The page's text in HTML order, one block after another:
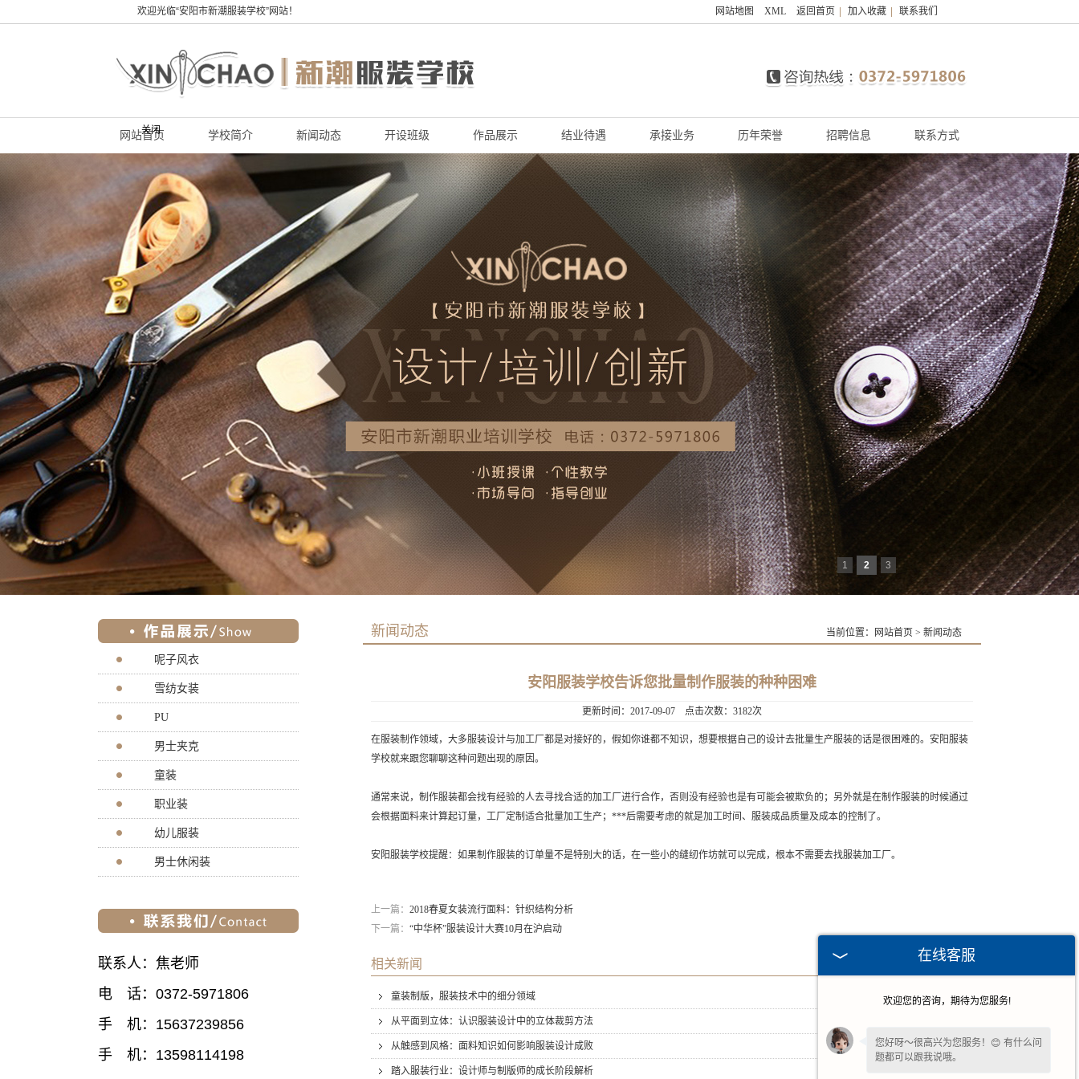
网站地图 XML 返回首页 加入收藏 联系我们
欢迎光临“安阳市新潮服装学校”网站！
网站首页 学校简介 新闻动态 开设班级 作品展示 结业待遇 承接业务 历年荣誉 招聘信息 联系方式
1 2 3
当前位置： 网站首页 > 新闻动态
新闻动态
安阳服装学校告诉您批量制作服装的种种困难
更新时间：2017-09-07 点击次数：3182次
在服装制作领域，大多服装设计与加工厂都是对接好的，假如你谁都不知识，想要根据自己的设计去批量生产服装的话是很困难的。安阳服装
学校就来跟您聊聊这种问题出现的原因。
通常来说，制作服装都会找有经验的人去寻找合适的加工厂进行合作，否则没有经验也是有可能会被欺负的；另外就是在制作服装的时候通过
会根据面料来计算起订量，工厂定制适合批量加工生产；***后需要考虑的就是加工时间、服装成品质量及成本的控制了。
安阳服装学校提醒：如果制作服装的订单量不是特别大的话，在一些小的缝纫作坊就可以完成，根本不需要去找服装加工厂。
上一篇： 2018春夏女装流行面料：针织结构分析
下一篇： “中华杯”服装设计大赛10月在沪启动
相关新闻
[ 2026-07-15 ]
童装制版，服装技术中的细分领域
从平面到立体：认识服装设计中的立体裁剪方法
[ 2026-05-13 ]
从触感到风格：面料知识如何影响服装设计成败
踏入服装行业：设计师与制版师的成长阶段解析
呢子风衣
雪纺女装
PU
男士夹克
童装
职业装
幼儿服装
男士休闲装
联系人：焦老师
电 话：0372-5971806
手 机：15637239856
手 机：13598114198
在线客服
欢迎您的咨询，期待为您服务!
您好呀～很高兴为您服务！😊 有什么问
题都可以跟我说哦。
关闭